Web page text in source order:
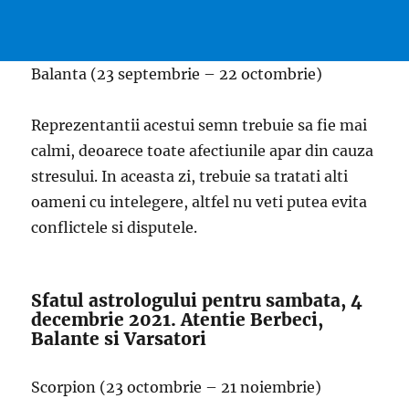
Balanta (23 septembrie – 22 octombrie)
Reprezentantii acestui semn trebuie sa fie mai
calmi, deoarece toate afectiunile apar din cauza
stresului. In aceasta zi, trebuie sa tratati alti
oameni cu intelegere, altfel nu veti putea evita
conflictele si disputele.
Sfatul astrologului pentru sambata, 4
decembrie 2021. Atentie Berbeci,
Balante si Varsatori
Scorpion (23 octombrie – 21 noiembrie)